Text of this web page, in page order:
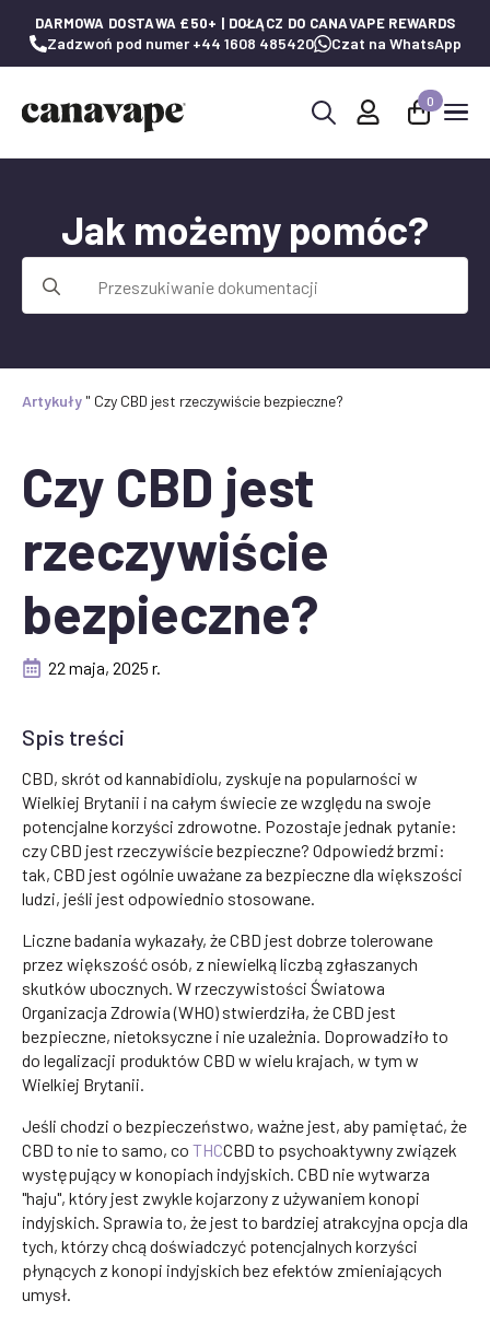
DARMOWA DOSTAWA £50+ | DOŁĄCZ DO CANAVAPE REWARDS
Zadzwoń pod numer +44 1608 485420 Czat na WhatsApp
0
Jak możemy pomóc?
Artykuły " Czy CBD jest rzeczywiście bezpieczne?
Czy CBD jest
rzeczywiście
bezpieczne?
22 maja, 2025 r.
CBD, skrót od kannabidiolu, zyskuje na popularności w
Wielkiej Brytanii i na całym świecie ze względu na swoje
potencjalne korzyści zdrowotne. Pozostaje jednak pytanie:
czy CBD jest rzeczywiście bezpieczne? Odpowiedź brzmi:
tak, CBD jest ogólnie uważane za bezpieczne dla większości
ludzi, jeśli jest odpowiednio stosowane.
Liczne badania wykazały, że CBD jest dobrze tolerowane
przez większość osób, z niewielką liczbą zgłaszanych
skutków ubocznych. W rzeczywistości Światowa
Organizacja Zdrowia (WHO) stwierdziła, że CBD jest
bezpieczne, nietoksyczne i nie uzależnia. Doprowadziło to
do legalizacji produktów CBD w wielu krajach, w tym w
Wielkiej Brytanii.
Jeśli chodzi o bezpieczeństwo, ważne jest, aby pamiętać, że
CBD to nie to samo, co THCCBD to psychoaktywny związek
występujący w konopiach indyjskich. CBD nie wytwarza
"haju", który jest zwykle kojarzony z używaniem konopi
indyjskich. Sprawia to, że jest to bardziej atrakcyjna opcja dla
tych, którzy chcą doświadczyć potencjalnych korzyści
płynących z konopi indyjskich bez efektów zmieniających
umysł.
Spis treści